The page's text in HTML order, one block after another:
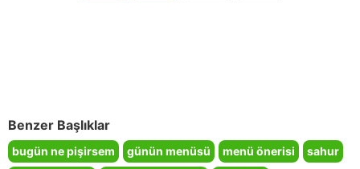
Benzer Başlıklar
bugün ne pişirsem günün menüsü menü önerisi
sahur